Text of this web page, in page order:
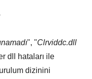
", "Clrviddc.dll
dll hataları ile
dizinini